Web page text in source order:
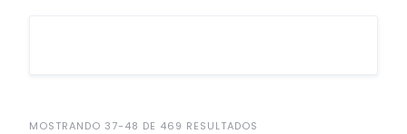
MOSTRANDO 37-48 DE 469 RESULTADOS